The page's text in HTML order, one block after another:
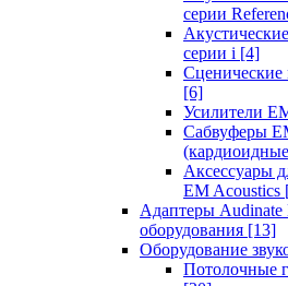
серии
серии i [4]
[6]
Усилители
Сабвуферы
Аксессуары
EM Acoustics
Адаптеры Audinate
оборудования [13]
Оборудование
Потолочные